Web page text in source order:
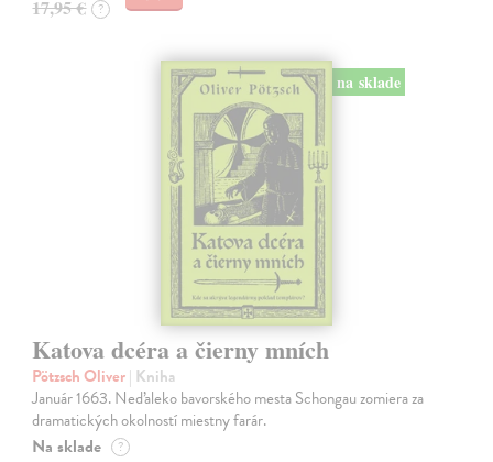
17,95 € ?
na sklade
Katova dcéra a čierny mních
Pötzsch Oliver| Kniha
Január 1663. Neďaleko bavorského mesta Schongau zomiera za
dramatických okolností miestny farár.
Na sklade ?